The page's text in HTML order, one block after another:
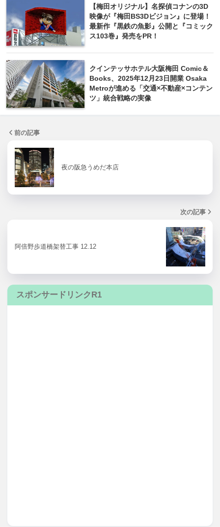
【梅田オリジナル】名探偵コナンの3D
映像が『梅田BS3Dビジョン』に登場！
最新作『黒鉄の魚影』公開と『コミック
ス103巻』発売をPR！
クインテッサホテル大阪梅田 Comic＆
Books、2025年12月23日開業 Osaka
Metroが進める「交通×不動産×コンテン
ツ」統合戦略の実像
前の記事
夜の阪急うめだ本店
次の記事
阿倍野歩道橋架替工事 12.12
スポンサードリンクR1